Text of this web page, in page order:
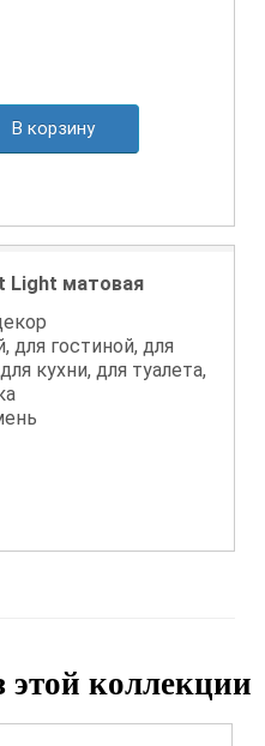
В корзину
Light матовая
для гостиной, для
кухни, для туалета,
этой коллекции